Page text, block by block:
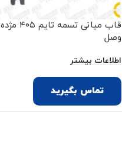
قاب میانی تسمه تایم ۴۰۵ مژده
وصل
اطلاعات بیشتر
تماس بگیرید